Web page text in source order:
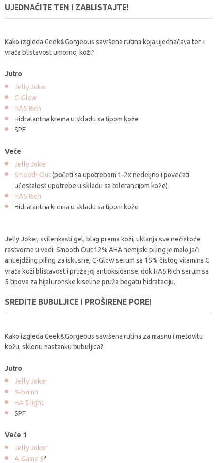
UJEDNAČITE TEN I ZABLISTAJTE!
Kako izgleda Geek&Gorgeous savršena rutina koja ujednačava ten i
vraća blistavost umornoj koži?
Jutro
Jelly Joker
C-Glow
HA5 Rich
Hidratantna krema u skladu sa tipom kože
SPF
Veče
Jelly Joker
Smooth Out(početi sa upotrebom 1-2x nedeljno i povećati
učestalost upotrebe u skladu sa tolerancijom kože)
HA5 Rich
Hidratantna krema u skladu sa tipom kože
Jelly Joker, svilenkasti gel, blag prema koži, uklanja sve nečistoće
rastvorne u vodi. Smooth Out 12% AHA hemijski piling je malo jači
antiejdžing piling za iskusne, C-Glow serum sa 15% čistog vitamina C
vraća koži blistavost i pruža joj antioksidanse, dok HA5 Rich serum sa
5 tipova za hijaluronske kiseline pruža bogatu hidrataciju.
SREDITE BUBULJICE I PROŠIRENE PORE!
Kako izgleda Geek&Gorgeous savršena rutina za masnu i mešovitu
kožu, sklonu nastanku bubuljica?
Jutro
Jelly Joker
B-bomb
HA 5 light
SPF
Veče 1
Jelly Joker
A-Game 5*